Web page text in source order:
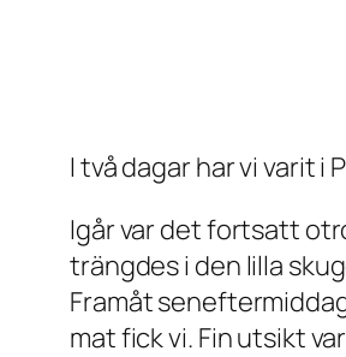
I två dagar har vi varit i
Igår var det fortsatt
trängdes i den lilla
Framåt
mat fick vi. Fin utsikt